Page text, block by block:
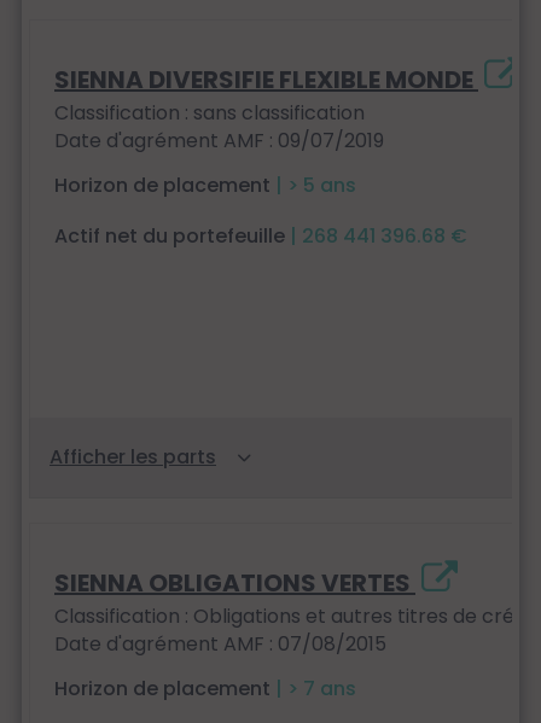
SIENNA DIVERSIFIE FLEXIBLE MONDE
Classification : sans classification
Date d'agrément AMF : 09/07/2019
Horizon de placement | > 5 ans
Actif net du portefeuille | 268 441 396.68 €
SIENNA OBLIGATIONS VERTES
Classification : Obligations et autres titres de
Date d'agrément AMF : 07/08/2015
Horizon de placement | > 7 ans